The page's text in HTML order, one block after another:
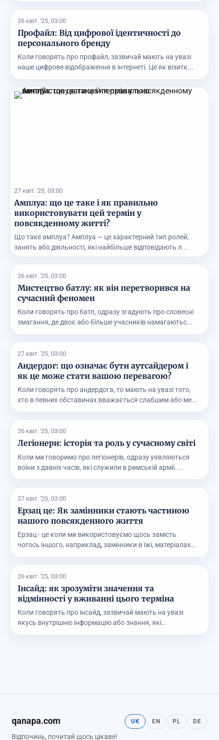
26 квіт. '25, 03:00
Профайл: Від цифрової ідентичності до
персонального бренду
Коли говорять про профайл, зазвичай мають на увазі
наше цифрове відображення в інтернеті. Це як візитк...
27 квіт. '25, 03:00
Амплуа: що це таке і як правильно
використовувати цей термін у
повсякденному житті?
Що таке амплуа? Амплуа — це характерний тип ролей,
занять або діяльності, які найбільше відповідають л...
26 квіт. '25, 03:00
Мистецтво батлу: як він перетворився на
сучасний феномен
Коли говорять про батл, одразу згадують про словесні
змагання, де двоє або більше учасників намагаютьс...
27 квіт. '25, 03:00
Андердог: що означає бути аутсайдером і
як це може стати вашою перевагою?
Коли говорять про андердога, то мають на увазі того,
хто в певних обставинах вважається слабшим або ме...
26 квіт. '25, 03:00
Легіонери: історія та роль у сучасному світі
Коли ми говоримо про легіонерів, одразу уявляються
воїни з давніх часів, які служили в римській армії....
27 квіт. '25, 03:00
Ерзац це: Як замінники стають частиною
нашого повсякденного життя
Ерзац - це коли ми використовуємо щось замість
чогось іншого, наприклад, замінники в їжі, матеріалах
26 квіт. '25, 03:00
Інсайд: як зрозуміти значення та
відмінності у вживанні цього терміна
Коли говорять про інсайд, зазвичай мають на увазі
якусь внутрішню інформацію або знання, які
qanapa.com
Відпочинь, почитай щось цікаве!
UK EN PL DE